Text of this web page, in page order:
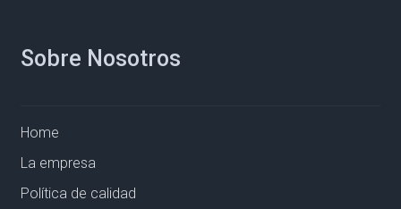
Sobre Nosotros
Home
La empresa
Política de calidad